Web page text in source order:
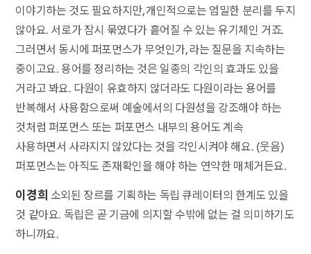
이야기하는 것도 필요하지만, 개인적으로는 엄밀한 분리를 두지
않아요. 서로가 잠시 묶였다가 흩어질 수 있는 유기체인 거죠.
그러면서 동시에 퍼포먼스가 무엇인가, 라는 질문을 지속하는
중이고요. 용어를 정리하는 것은 일종의 각인의 효과도 있을
거라고 봐요. 다원이 유효하지 않더라도 다원이라는 용어를
반복해서 사용함으로써 예술에서의 다원성을 강조해야 하는
것처럼 퍼포먼스 또는 퍼포먼스 내부의 용어도 계속
사용하면서 사라지지 않았다는 것을 각인시켜야 해요. (웃음)
퍼포먼스는 아직도 존재확인을 해야 하는 연약한 매체거든요.
이경희 소외된 장르를 기획하는 독립 큐레이터의 한계도 있을
것 같아요. 독립은 곧 기금에 의지할 수밖에 없는 걸 의미하기도
하니까요.